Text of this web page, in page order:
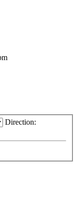
Direction: